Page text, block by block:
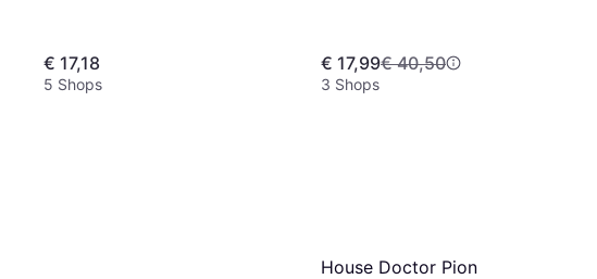
€ 17,18
5 Shops
€ 17,99€ 40,50
3 Shops
House Doctor Pion